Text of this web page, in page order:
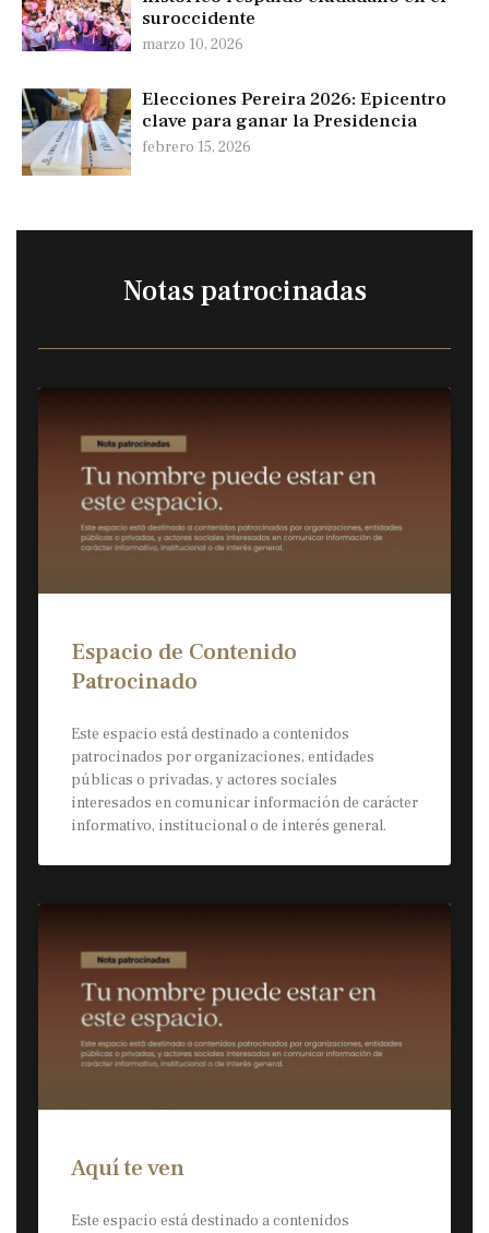
suroccidente
marzo 10, 2026
Elecciones Pereira 2026: Epicentro
clave para ganar la Presidencia
febrero 15, 2026
Notas patrocinadas
Espacio de Contenido
Patrocinado
Este espacio está destinado a contenidos
patrocinados por organizaciones, entidades
públicas o privadas, y actores sociales
interesados en comunicar información de carácter
informativo, institucional o de interés general.
Aquí te ven
Este espacio está destinado a contenidos